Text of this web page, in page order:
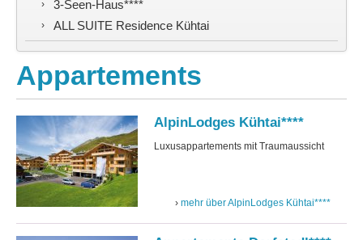
3-Seen-Haus****
ALL SUITE Residence Kühtai
Appartements
AlpinLodges Kühtai****
Luxusappartements mit Traumaussicht
mehr über AlpinLodges Kühtai****